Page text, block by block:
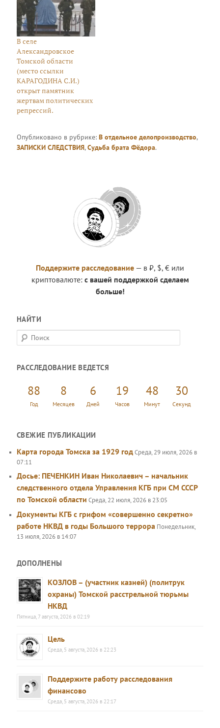
В селе
Александровское
Томской области
(место ссылки
КАРАГОДИНА С.И.)
открыт памятник
жертвам политических
репрессий.
Опубликовано в рубрике:В отдельное делопроизводство,
ЗАПИСКИ СЛЕДСТВИЯ,Судьба брата Фёдора.
Поддержите расследование — в ₽, $, € или
криптовалюте: с вашей поддержкой сделаем
больше!
НАЙТИ
П
о
с
РАССЛЕДОВАНИЕ ВЕДЕТСЯ
88
Год
8
Месяцев
6
Дней
19
Часов
48
Минут
30
Секунд
СВЕЖИЕ ПУБЛИКАЦИИ
Карта города Томска за 1929 годСреда, 29 июля, 2026 в
07:11
Досье: ПЕЧЕНКИН Иван Николаевич – начальник
следственного отдела Управления КГБ при СМ СССР
по Томской области Среда, 22 июля, 2026 в 23:05
Документы КГБ с грифом «совершенно секретно»
работе НКВД в годы Большого террора Понедельник,
13 июля, 2026 в 14:07
ДОПОЛНЕНЫ
КОЗЛОВ – (участник казней) (политрук
охраны) Томской расстрельной тюрьмы
НКВД
Пятница, 7 августа, 2026 в 02:19
Цель
Среда, 5 августа, 2026 в 22:23
Поддержите работу расследования
финансово
Среда, 5 августа, 2026 в 22:17